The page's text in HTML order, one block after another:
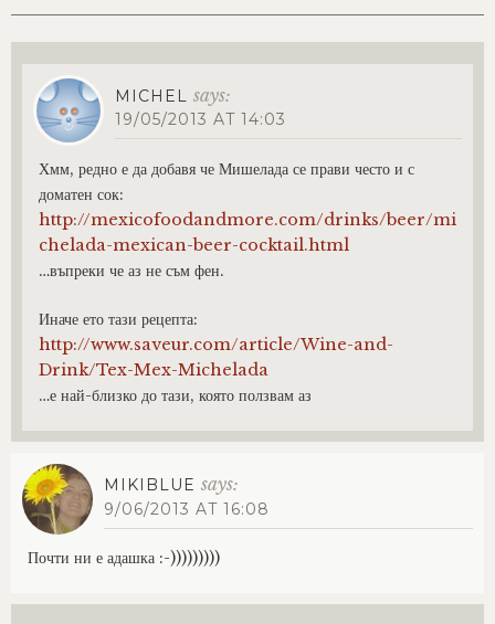
MICHEL says:
19/05/2013 AT 14:03
Хмм, редно е да добавя че Мишелада се прави често и с
доматен сок:
http://mexicofoodandmore.com/drinks/beer/mi
chelada-mexican-beer-cocktail.html
…въпреки че аз не съм фен.
Иначе ето тази рецепта:
http://www.saveur.com/article/Wine-and-
Drink/Tex-Mex-Michelada
…е най-близко до тази, която ползвам аз
MIKIBLUE says:
9/06/2013 AT 16:08
Почти ни е адашка :-)))))))))